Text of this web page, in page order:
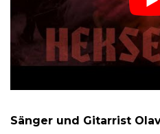
Sänger und Gitarrist